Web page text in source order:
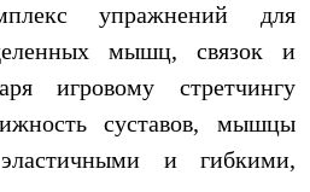
упражнений для
мышц, связок и
игровому стретчингу
суставов, мышцы
и гибкими,